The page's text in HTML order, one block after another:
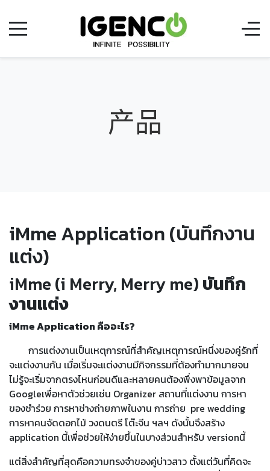
产品
iMme Application (บันทึกงาน
แต่ง)
iMme (i Merry, Merry me)บันทึก
งานแต่ง
iMme Application คืออะไร?
การแต่งงานเป็นเหตุการณ์ที่สำคัญเหตุการณ์หนึ่งของคู่รักที่
จะแต่งงานกัน เมื่อเริ่มจะแต่งงานมีกิจกรรมที่ต้องทำมากมายจน
ไม่รู้จะเริ่มจากตรงไหนก่อนดีและหลายคนต้องพึ่งพาข้อมูลจาก
Googleเพื่อหาตัวช่วยเช่น Organizer สถานที่แต่งงาน การหา
ของชำร่วย การหาช่างถ่ายภาพในงาน การถ่าย pre wedding
การหาคนจัดดอกไม้ วงดนตรี โต๊ะจีน ฯลฯ ดังนั้นจึงสร้าง
application นี้เพื่อช่วยให้ง่ายขึ้นในบางส่วนสำหรับ versionนี้
แต่สิ่งสำคัญที่สุดคือความทรงจำของคู่บ่าวสาว ตั้งแต่วันที่คิดจะ